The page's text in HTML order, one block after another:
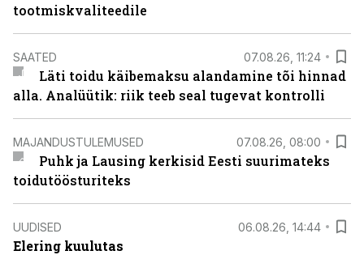
tootmiskvaliteedile
SAATED 07.08.26, 11:24
Läti toidu käibemaksu alandamine tõi hinnad
alla. Analüütik: riik teeb seal tugevat kontrolli
MAJANDUSTULEMUSED 07.08.26, 08:00
Puhk ja Lausing kerkisid Eesti suurimateks
toidutöösturiteks
UUDISED 06.08.26, 14:44
Elering kuulutas